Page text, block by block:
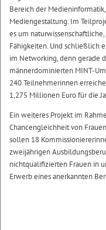
Bereich der
Mediengestaltung. Im
es um
Fähigkeiten. Und schließlich
im Networking, denn gerade
männerdominierten MINT-
240 Teilnehmerinnen
1,275 Millionen Euro für die
Ein weiteres Projekt im
Chancengleichheit von
sollen 18
zweijährigen
nichtqualifizierten Frauen in
Erwerb eines anerkannten